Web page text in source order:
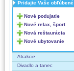
Pridajte Vaše obľúbené
Nové podujatie
Nové relax, šport
Nová reštaurácia
Nové ubytovanie
Atrakcie
Divadlo a tanec